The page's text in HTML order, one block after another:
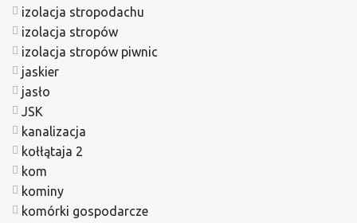
izolacja stropodachu
izolacja stropów
izolacja stropów piwnic
jaskier
jasło
JSK
kanalizacja
kołłątaja 2
kom
kominy
komórki gospodarcze